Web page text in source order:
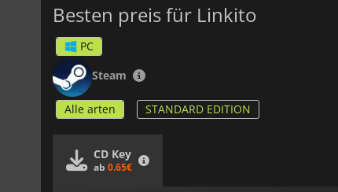
Besten preis für Linkito
PC
Steam
Alle arten STANDARD EDITION
CD Key
ab 0.65€